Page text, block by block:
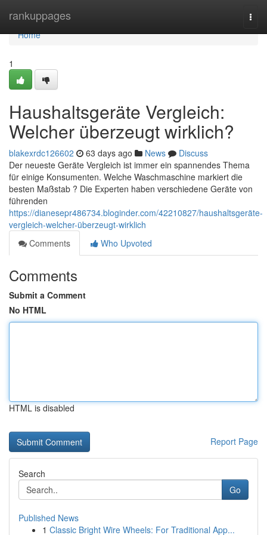
rankuppages
Home
Home
1
Haushaltsgeräte Vergleich:
Welcher überzeugt wirklich?
blakexrdc126602 63 days ago News
Discuss
Der neueste Geräte Vergleich ist immer ein spannendes Thema
für einige Konsumenten. Welche Waschmaschine markiert die
besten Maßstab ? Die Experten haben verschiedene Geräte von
führenden
https://dianesepr486734.bloginder.com/42210827/haushaltsgeräte-
vergleich-welcher-überzeugt-wirklich
Comments
Who Upvoted
Comments
Submit a Comment
No HTML
HTML is disabled
Report Page
Search
Go
Published News
1 Classic Bright Wire Wheels: For Traditional App...